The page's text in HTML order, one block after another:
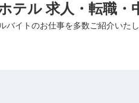
テル 求人・転職・
バイトのお仕事を多数ご紹介いた